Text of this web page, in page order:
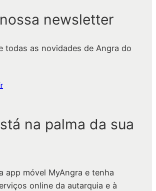
newsletter
todas as novidades de Angra do
na palma da sua
app móvel MyAngra e tenha
online da autarquia e à